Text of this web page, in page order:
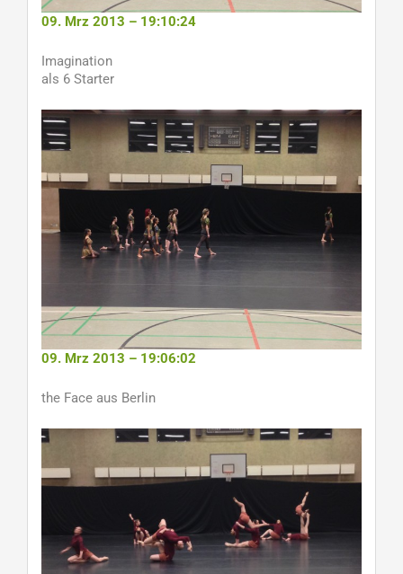
09. Mrz 2013 – 19:10:24
Imagination
als 6 Starter
09. Mrz 2013 – 19:06:02
the Face aus Berlin